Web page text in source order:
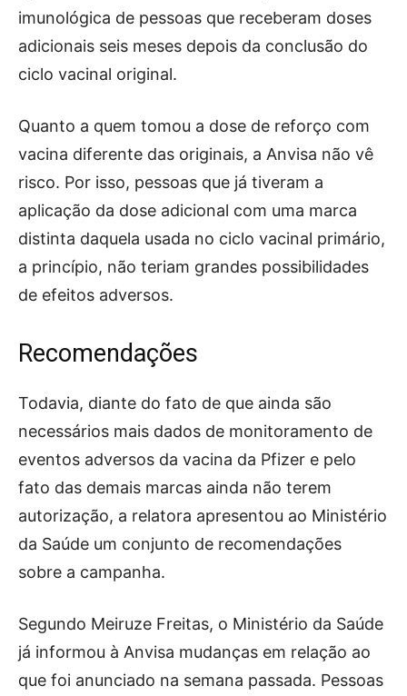
imunológica de pessoas que receberam doses
adicionais seis meses depois da conclusão do
ciclo vacinal original.
Quanto a quem tomou a dose de reforço com
vacina diferente das originais, a Anvisa não vê
risco. Por isso, pessoas que já tiveram a
aplicação da dose adicional com uma marca
distinta daquela usada no ciclo vacinal primário,
a princípio, não teriam grandes possibilidades
de efeitos adversos.
Recomendações
Todavia, diante do fato de que ainda são
necessários mais dados de monitoramento de
eventos adversos da vacina da Pfizer e pelo
fato das demais marcas ainda não terem
autorização, a relatora apresentou ao Ministério
da Saúde um conjunto de recomendações
sobre a campanha.
Segundo Meiruze Freitas, o Ministério da Saúde
já informou à Anvisa mudanças em relação ao
que foi anunciado na semana passada. Pessoas